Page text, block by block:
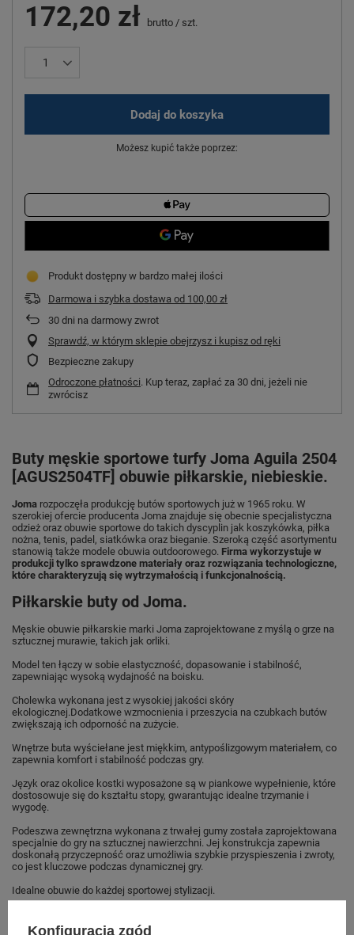
172,20 zł brutto / szt.
Dodaj do koszyka
Możesz kupić także poprzez:
Produkt dostępny w bardzo małej ilości
Darmowa i szybka dostawa od 100,00 zł
30 dni na darmowy zwrot
Sprawdź, w którym sklepie obejrzysz i kupisz od ręki
Bezpieczne zakupy
Odroczone płatności. Kup teraz, zapłać za 30 dni, jeżeli nie
zwrócisz
Buty męskie sportowe turfy Joma Aguila 2504
[AGUS2504TF] obuwie piłkarskie, niebieskie.
Joma rozpoczęła produkcję butów sportowych już w 1965 roku. W
szerokiej ofercie producenta Joma znajduje się obecnie specjalistyczna
odzież oraz obuwie sportowe do takich dyscyplin jak koszykówka, piłka
nożna, tenis, padel, siatkówka oraz bieganie. Szeroką część asortymentu
stanowią także modele obuwia outdoorowego. Firma wykorzystuje w
produkcji tylko sprawdzone materiały oraz rozwiązania technologiczne,
które charakteryzują się wytrzymałością i funkcjonalnością.
Piłkarskie buty od Joma.
Męskie obuwie piłkarskie marki Joma zaprojektowane z myślą o grze na
sztucznej murawie, takich jak orliki.
Model ten łączy w sobie elastyczność, dopasowanie i stabilność,
zapewniając wysoką wydajność na boisku.
Cholewka wykonana jest z wysokiej jakości skóry
ekologicznej.Dodatkowe wzmocnienia i przeszycia na czubkach butów
zwiększają ich odporność na zużycie.
Wnętrze buta wyściełane jest miękkim, antypoślizgowym materiałem, co
zapewnia komfort i stabilność podczas gry.
Język oraz okolice kostki wyposażone są w piankowe wypełnienie, które
dostosowuje się do kształtu stopy, gwarantując idealne trzymanie i
wygodę.
Podeszwa zewnętrzna wykonana z trwałej gumy została zaprojektowana
specjalnie do gry na sztucznej nawierzchni. Jej konstrukcja zapewnia
doskonałą przyczepność oraz umożliwia szybkie przyspieszenia i zwroty,
co jest kluczowe podczas dynamicznej gry.
Idealne obuwie do każdej sportowej stylizacji.
Konfiguracja zgód